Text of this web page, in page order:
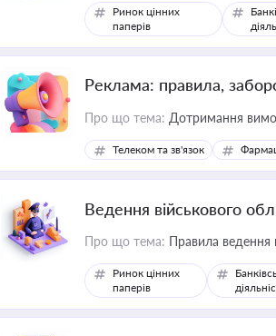
Ринок цінних
паперів
Реклама: правила,
Про що тема: Дотримання
Телеком та зв'язок
Ведення військового
Про що тема: Правила ведення
Ринок цінних
паперів